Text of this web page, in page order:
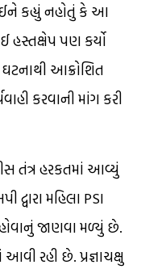
કહ્યું નહોતું કે આ
હસ્તક્ષેપ પણ કર્યો
આક્રોશિત
કરવાની માંગ કરી
તંત્ર હરકતમાં આવ્યું
દ્વારા મહિલા PSI
જાણવા મળ્યું છે.
રહી છે. પ્રજ્ઞાચક્ષુ